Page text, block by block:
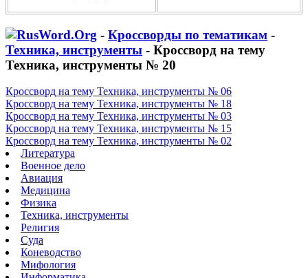
- Кроссворды по тематикам -
Техника, инструменты - Кроссворд на тему
Техника, инструменты № 20
Кроссворд на тему Техника, инструменты № 06
Кроссворд на тему Техника, инструменты № 18
Кроссворд на тему Техника, инструменты № 03
Кроссворд на тему Техника, инструменты № 15
Кроссворд на тему Техника, инструменты № 02
Литература
Военное дело
Авиация
Медицина
Физика
Техника, инструменты
Религия
Суда
Коневодство
Мифология